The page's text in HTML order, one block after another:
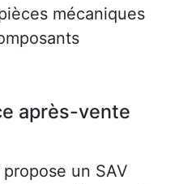
mécaniques
après-vente
un SAV